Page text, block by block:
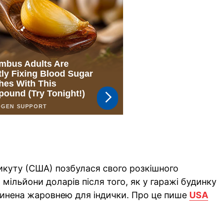
(США) позбулася свого розкішного
доларів після того, як у гаражі будинку
жаровнею для індички. Про це пише USA